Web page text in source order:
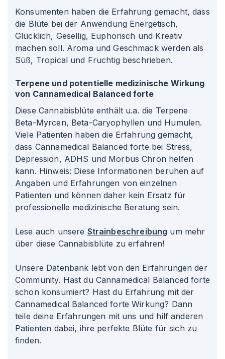
Konsumenten haben die Erfahrung gemacht, dass
die Blüte bei der Anwendung Energetisch,
Glücklich, Gesellig, Euphorisch und Kreativ
machen soll. Aroma und Geschmack werden als
Süß, Tropical und Fruchtig beschrieben.
Terpene und potentielle medizinische Wirkung
von Cannamedical Balanced forte
Diese Cannabisblüte enthält u.a. die Terpene
Beta-Myrcen, Beta-Caryophyllen und Humulen.
Viele Patienten haben die Erfahrung gemacht,
dass Cannamedical Balanced forte bei Stress,
Depression, ADHS und Morbus Chron helfen
kann. Hinweis: Diese Informationen beruhen auf
Angaben und Erfahrungen von einzelnen
Patienten und können daher kein Ersatz für
professionelle medizinische Beratung sein.
Lese auch unsere Strainbeschreibung um mehr
über diese Cannabisblüte zu erfahren!
Unsere Datenbank lebt von den Erfahrungen der
Community. Hast du Cannamedical Balanced forte
schon konsumiert? Hast du Erfahrung mit der
Cannamedical Balanced forte Wirkung? Dann
teile deine Erfahrungen mit uns und hilf anderen
Patienten dabei, ihre perfekte Blüte für sich zu
finden.